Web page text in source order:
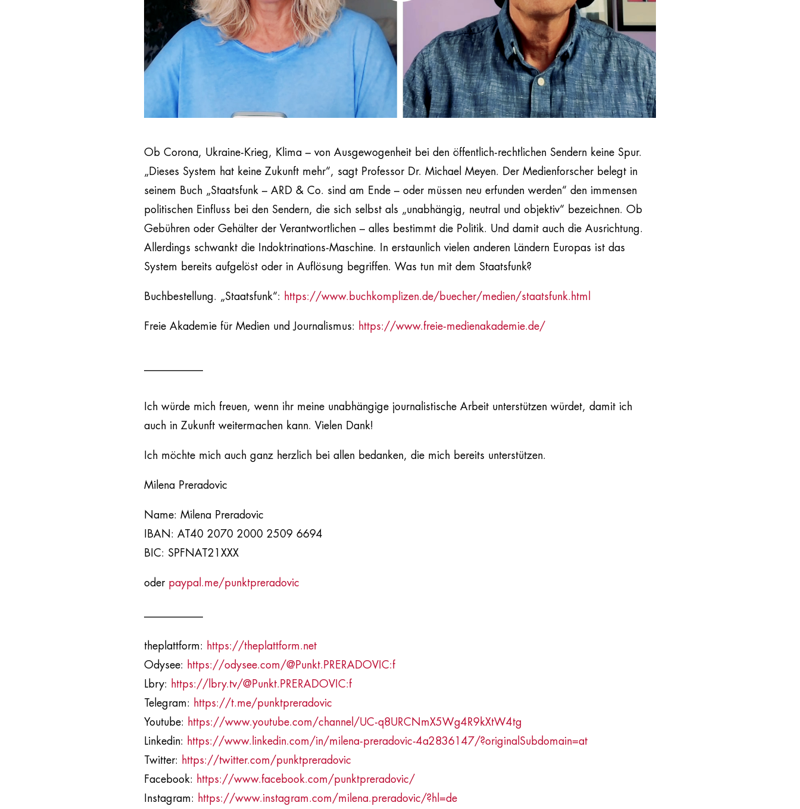
Ob Corona, Ukraine-Krieg, Klima – von Ausgewogenheit bei den öffentlich-rechtlichen Sendern keine Spur.
„Dieses System hat keine Zukunft mehr“, sagt Professor Dr. Michael Meyen. Der Medienforscher belegt in
seinem Buch „Staatsfunk – ARD & Co. sind am Ende – oder müssen neu erfunden werden“ den immensen
politischen Einfluss bei den Sendern, die sich selbst als „unabhängig, neutral und objektiv“ bezeichnen. Ob
Gebühren oder Gehälter der Verantwortlichen – alles bestimmt die Politik. Und damit auch die Ausrichtung.
Allerdings schwankt die Indoktrinations-Maschine. In erstaunlich vielen anderen Ländern Europas ist das
System bereits aufgelöst oder in Auflösung begriffen. Was tun mit dem Staatsfunk?
Buchbestellung. „Staatsfunk“: https://www.buchkomplizen.de/buecher/medien/staatsfunk.html
Freie Akademie für Medien und Journalismus: https://www.freie-medienakademie.de/
Ich würde mich freuen, wenn ihr meine unabhängige journalistische Arbeit unterstützen würdet, damit ich
auch in Zukunft weitermachen kann. Vielen Dank!
Ich möchte mich auch ganz herzlich bei allen bedanken, die mich bereits unterstützen.
Milena Preradovic
Name: Milena Preradovic
IBAN: AT40 2070 2000 2509 6694
BIC: SPFNAT21XXX
oder paypal.me/punktpreradovic
theplattform:
https://theplattform.net
Odysee:
https://odysee.com/@Punkt.PRERADOVIC:f
Lbry:
https://lbry.tv/@Punkt.PRERADOVIC:f
Telegram:
https://t.me/punktpreradovic
Youtube:
https://www.youtube.com/channel/UC-q8URCNmX5Wg4R9kXtW4tg
Linkedin:
https://www.linkedin.com/in/milena-preradovic-4a2836147/?originalSubdomain=at
Twitter:
https://twitter.com/punktpreradovic
Facebook:
https://www.facebook.com/punktpreradovic/
Instagram:
https://www.instagram.com/milena.preradovic/?hl=de